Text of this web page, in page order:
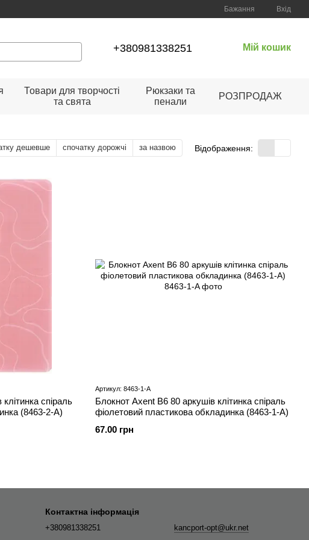
Бажання Вхід
+380981338251 Мій кошик
Товари для творчості
та свята
Рюкзаки та
пенали
РОЗПРОДАЖ
дешевше спочатку дорожчі за назвою Відображення:
спіраль
(8463-2-A)
Артикул: 8463-1-A
Блокнот Axent В6 80 аркушів клітинка спіраль
фіолетовий пластикова обкладинка (8463-1-A)
67.00 грн
Контактна інформація
+380981338251 kancport-opt@ukr.net